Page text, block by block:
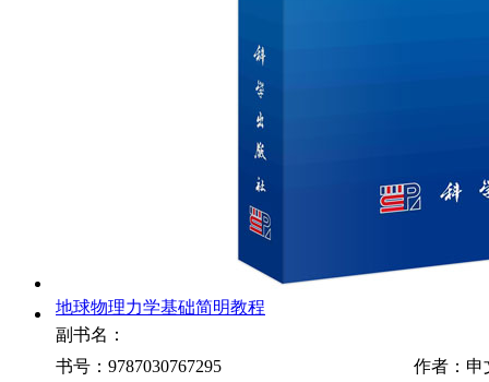
地球物理力学基础简明教程
副书名：
书号：9787030767295
作者：申